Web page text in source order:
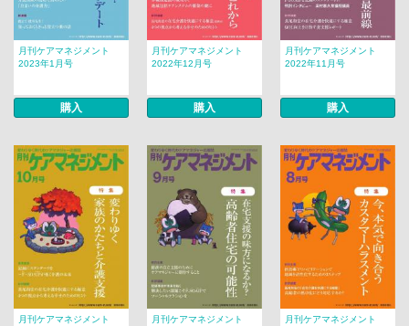
月刊ケアマネジメント
2023年1月号
購入
月刊ケアマネジメント
2022年12月号
購入
月刊ケアマネジメント
2022年11月号
購入
月刊ケアマネジメント
月刊ケアマネジメント
月刊ケアマネジメント